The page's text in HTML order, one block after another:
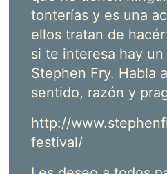
tonterías y es una
ellos tratan de
si te interesa hay
Stephen Fry. Habla
sentido, razón y
http://
festival/